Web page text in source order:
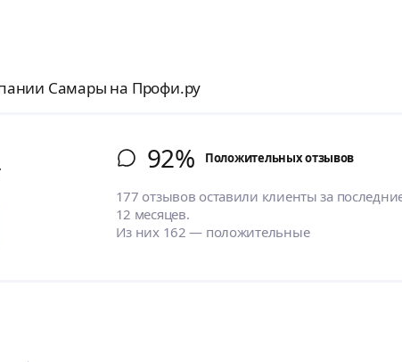
Самары на Профи.ру
92% Положительных отзывов
177 отзывов оставили клиенты за
12 месяцев.
Из них 162 — положительные